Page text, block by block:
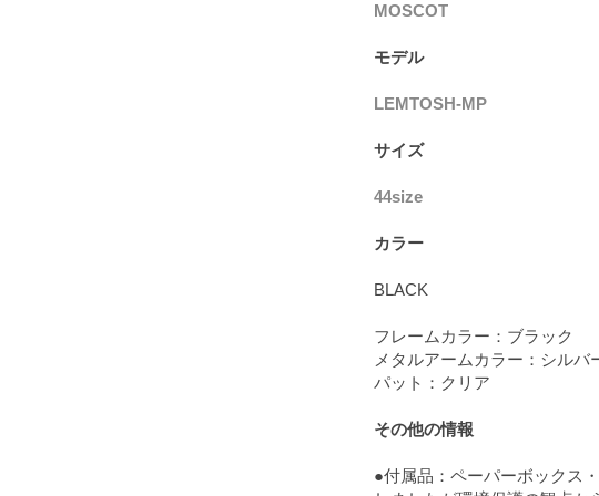
MOSCOT
モデル
LEMTOSH-MP
サイズ
44size
カラー
BLACK
フレームカラー：ブラック
メタルアームカラー：シルバ
パット：クリア
その他の情報
●付属品：ペーパーボックス